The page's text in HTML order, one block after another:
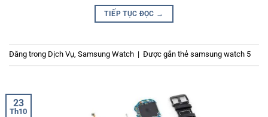
TIẾP TỤC ĐỌC →
Đăng trong Dịch Vụ, Samsung Watch | Được gắn thẻ samsung watch 5
23
Th10